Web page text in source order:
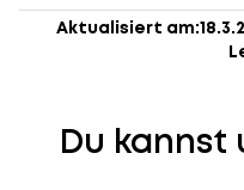
Aktualisiert am:
Du kannst